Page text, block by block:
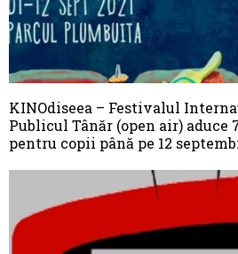
KINOdiseea – Festivalul
Publicul Tânăr (open air)
pentru copii până pe 12